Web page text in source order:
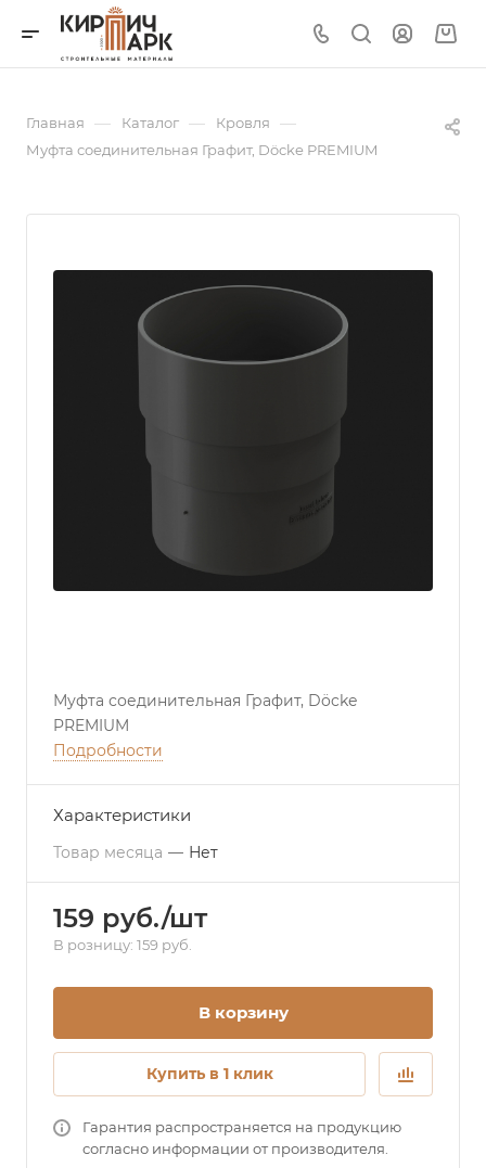
Главная — Каталог — Кровля —
Муфта соединительная Графит, Döcke PREMIUM
Муфта соединительная Графит, Döcke
PREMIUM
Подробности
Характеристики
Товар месяца — Нет
159 руб./шт
В розницу: 159 руб.
В корзину
Купить в 1 клик
Гарантия распространяется на продукцию
согласно информации от производителя.